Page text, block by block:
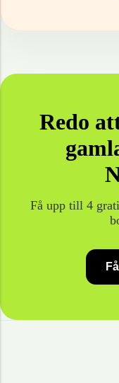
Redo
Få upp till 4